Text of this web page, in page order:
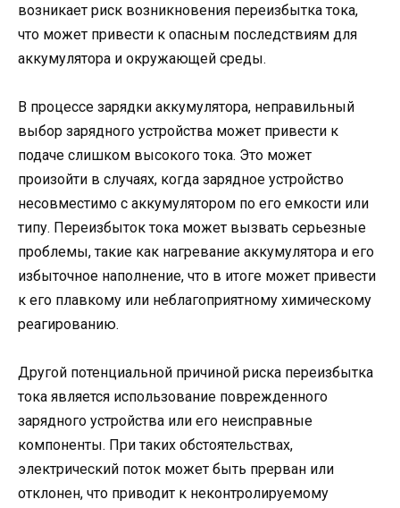
возникает риск возникновения переизбытка тока,
что может привести к опасным последствиям для
аккумулятора и окружающей среды.
В процессе зарядки аккумулятора, неправильный
выбор зарядного устройства может привести к
подаче слишком высокого тока. Это может
произойти в случаях, когда зарядное устройство
несовместимо с аккумулятором по его емкости или
типу. Переизбыток тока может вызвать серьезные
проблемы, такие как нагревание аккумулятора и его
избыточное наполнение, что в итоге может привести
к его плавкому или неблагоприятному химическому
реагированию.
Другой потенциальной причиной риска переизбытка
тока является использование поврежденного
зарядного устройства или его неисправные
компоненты. При таких обстоятельствах,
электрический поток может быть прерван или
отклонен, что приводит к неконтролируемому